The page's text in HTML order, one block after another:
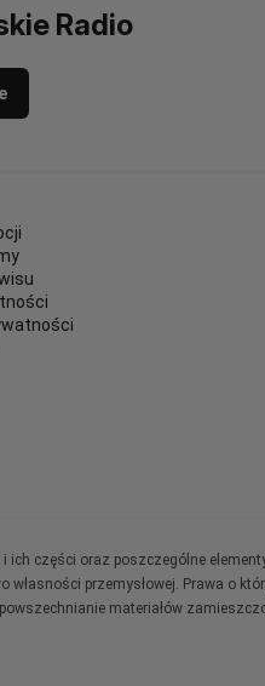
Radio
części oraz poszczególne
przemysłowej. Prawa o
materiałów